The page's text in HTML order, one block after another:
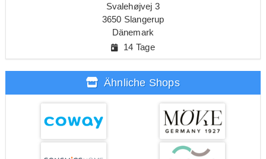
Svalehøjvej 3
3650 Slangerup
Dänemark
14 Tage
Ähnliche Shops